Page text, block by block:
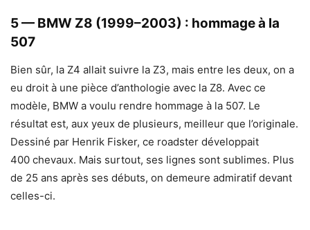
5 — BMW Z8 (1999–2003) : hommage à la
507
Bien sûr, la Z4 allait suivre la Z3, mais entre les deux, on a
eu droit à une pièce d’anthologie avec la Z8. Avec ce
modèle, BMW a voulu rendre hommage à la 507. Le
résultat est, aux yeux de plusieurs, meilleur que l’originale.
Dessiné par Henrik Fisker, ce roadster développait
400 chevaux. Mais surtout, ses lignes sont sublimes. Plus
de 25 ans après ses débuts, on demeure admiratif devant
celles-ci.